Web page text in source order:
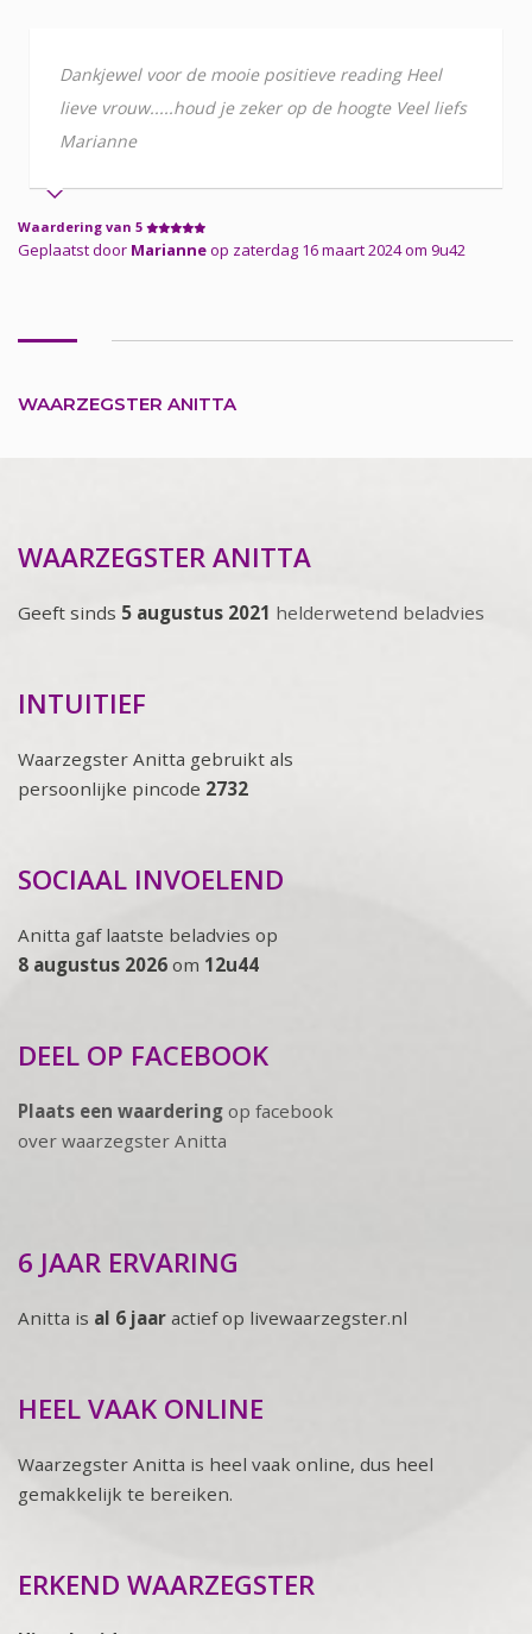
Dankjewel voor de mooie positieve reading Heel
lieve vrouw.....houd je zeker op de hoogte Veel liefs
Marianne
Waardering van 5
Geplaatst door Marianneop zaterdag 16 maart 2024 om 9u42
WAARZEGSTER ANITTA
WAARZEGSTER ANITTA
Geeft sinds 5 augustus 2021 helderwetend beladvies
INTUITIEF
Waarzegster Anitta gebruikt als
persoonlijke pincode 2732
SOCIAAL INVOELEND
Anitta gaf laatste beladvies op
8 augustus 2026 om 12u44
DEEL OP FACEBOOK
Plaats een waardering op facebook
over waarzegster Anitta
6 JAAR ERVARING
Anitta is al 6 jaar actief op livewaarzegster.nl
HEEL VAAK ONLINE
Waarzegster Anitta is heel vaak online, dus heel
gemakkelijk te bereiken.
ERKEND WAARZEGSTER